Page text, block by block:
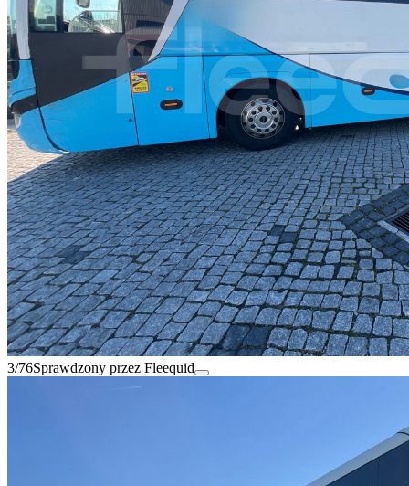
3/76Sprawdzony przez Fleequid